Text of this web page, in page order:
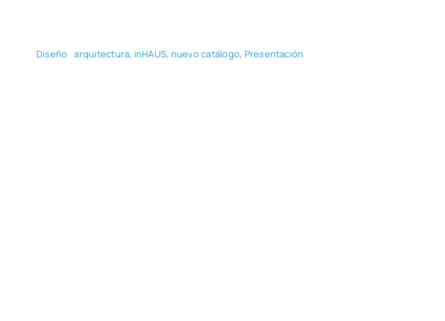
Dise­ño arqui­tec­tu­ra, inHAUS, nue­vo catá­lo­go, Pre­sen­ta­ción